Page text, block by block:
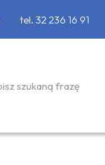
tel. 32 236 16 91